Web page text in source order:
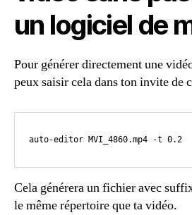
un logiciel de
Pour générer directement une
peux saisir cela dans ton invite de
auto-editor MVI_4860.mp4 -t 0.2
Cela générera un fichier avec
le même répertoire que ta vidéo.